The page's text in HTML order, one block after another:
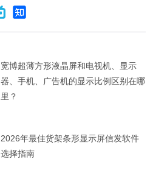
宽博超薄方形液晶屏和电视机、显示
器、手机、广告机的显示比例区别在哪
里？
2026年最佳货架条形显示屏信发软件
选择指南